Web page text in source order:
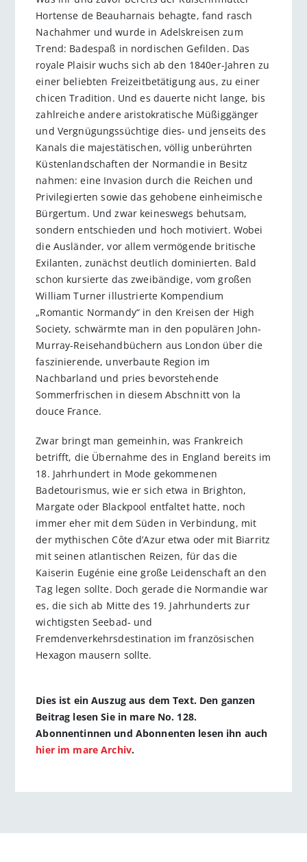
Hortense de Beauharnais behagte, fand rasch
Nachahmer und wurde in Adelskreisen zum
Trend: Badespaß in nordischen Gefilden. Das
royale Plaisir wuchs sich ab den 1840er-Jahren zu
einer beliebten Freizeitbetätigung aus, zu einer
chicen Tradition. Und es dauerte nicht lange, bis
zahlreiche andere aristokratische Müßiggänger
und Vergnügungssüchtige dies- und jenseits des
Kanals die majestätischen, völlig unberührten
Küstenlandschaften der Normandie in Besitz
nahmen: eine Invasion durch die Reichen und
Privilegierten sowie das gehobene einheimische
Bürgertum. Und zwar keineswegs behutsam,
sondern entschieden und hoch motiviert. Wobei
die Ausländer, vor allem vermögende britische
Exilanten, zunächst deutlich dominierten. Bald
schon kursierte das zweibändige, vom großen
William Turner illustrierte Kompendium
„Romantic Normandy“ in den Kreisen der High
Society, schwärmte man in den populären John-
Murray-Reisehandbüchern aus London über die
faszinierende, unverbaute Region im
Nachbarland und pries bevorstehende
Sommerfrischen in diesem Abschnitt von la
douce France.
Zwar bringt man gemeinhin, was Frankreich
betrifft, die Übernahme des in England bereits im
18. Jahrhundert in Mode gekommenen
Badetourismus, wie er sich etwa in Brighton,
Margate oder Blackpool entfaltet hatte, noch
immer eher mit dem Süden in Verbindung, mit
der mythischen Côte d’Azur etwa oder mit Biarritz
mit seinen atlantischen Reizen, für das die
Kaiserin Eugénie eine große Leidenschaft an den
Tag legen sollte. Doch gerade die Normandie war
es, die sich ab Mitte des 19. Jahrhunderts zur
wichtigsten Seebad- und
Fremdenverkehrsdestination im französischen
Hexagon mausern sollte.
Dies ist ein Auszug aus dem Text. Den ganzen
Beitrag lesen Sie in mare No. 128.
Abonnentinnen und Abonnenten lesen ihn auch
hier im mare Archiv.